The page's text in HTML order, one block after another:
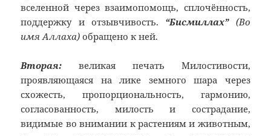
вселенной через взаимопомощь, сплочённость,
поддержку и отзывчивость. “Бисмиллах” (Во
имя Аллаха) обращено к ней.
Вторая:
великая печать Милостивости,
проявляющаяся на лике земного шара через
схожесть, пропорциональность, гармонию,
согласованность, милость и сострадание,
видимые во внимании к растениям и животным,